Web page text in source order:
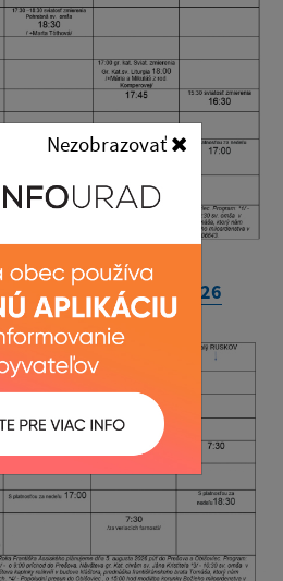
Nezobrazovať
03.08.2026-09.08.2026